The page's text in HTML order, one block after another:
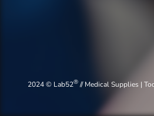
2024 © Lab52®// Medical Supplies |